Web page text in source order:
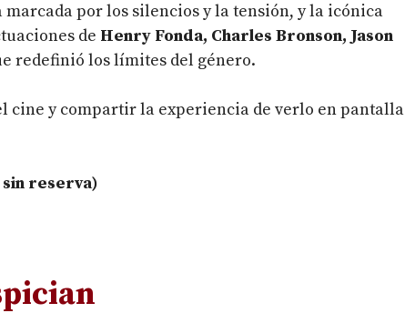
por los silencios y la tensión, y la icónica
de Henry Fonda, Charles Bronson, Jason
redefinió los límites del género.
cine y compartir la experiencia de verlo en pantalla
reserva)